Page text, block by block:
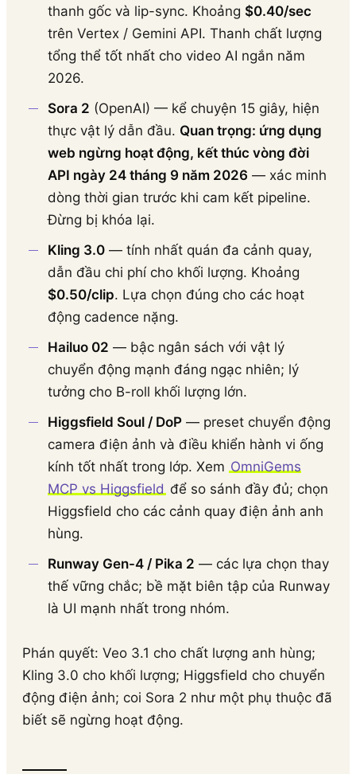
thanh gốc và lip-sync. Khoảng $0.40/sec
trên Vertex / Gemini API. Thanh chất lượng
tổng thể tốt nhất cho video AI ngắn năm
2026.
Sora 2 (OpenAI) — kể chuyện 15 giây, hiện
thực vật lý dẫn đầu. Quan trọng: ứng dụng
web ngừng hoạt động, kết thúc vòng đời
API ngày 24 tháng 9 năm 2026 — xác minh
dòng thời gian trước khi cam kết pipeline.
Đừng bị khóa lại.
Kling 3.0 — tính nhất quán đa cảnh quay,
dẫn đầu chi phí cho khối lượng. Khoảng
$0.50/clip. Lựa chọn đúng cho các hoạt
động cadence nặng.
Hailuo 02 — bậc ngân sách với vật lý
chuyển động mạnh đáng ngạc nhiên; lý
tưởng cho B-roll khối lượng lớn.
Higgsfield Soul / DoP — preset chuyển động
camera điện ảnh và điều khiển hành vi ống
kính tốt nhất trong lớp. Xem OmniGems
MCP vs Higgsfield để so sánh đầy đủ; chọn
Higgsfield cho các cảnh quay điện ảnh anh
hùng.
Runway Gen-4 / Pika 2 — các lựa chọn thay
thế vững chắc; bề mặt biên tập của Runway
là UI mạnh nhất trong nhóm.
Phán quyết: Veo 3.1 cho chất lượng anh hùng;
Kling 3.0 cho khối lượng; Higgsfield cho chuyển
động điện ảnh; coi Sora 2 như một phụ thuộc đã
biết sẽ ngừng hoạt động.